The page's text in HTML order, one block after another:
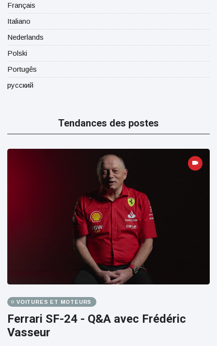
Français
Italiano
Nederlands
Polski
Portugês
русский
Tendances des postes
VOITURES ET MOTEURS
Ferrari SF-24 - Q&A avec Frédéric
Vasseur